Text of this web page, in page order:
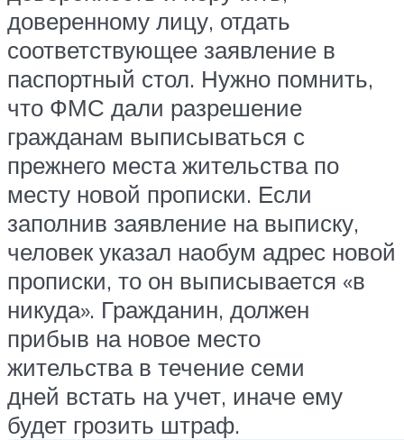
доверенному лицу, отдать
соответствующее заявление в
паспортный стол. Нужно помнить,
что ФМС дали разрешение
гражданам выписываться с
прежнего места жительства по
месту новой прописки. Если
заполнив заявление на выписку,
человек указал наобум адрес новой
прописки, то он выписывается «в
никуда». Гражданин, должен
прибыв на новое место
жительства в течение семи
дней встать на учет, иначе ему
будет грозить штраф.